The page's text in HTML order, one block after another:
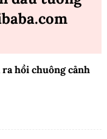
hồi chuông cảnh